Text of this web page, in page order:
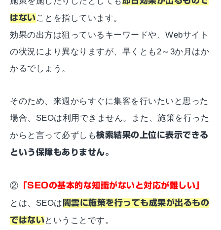
はない ことを指しています。
効果の出方は狙っているキーワードや、Webサイト
の状況により異なりますが、早くとも2～3か月はか
かるでしょう。
そのため、来週からすぐに集客を行いたいと思った
場合、SEOは利用できません。また、施策を行った
からと言って必ずしも検索結果の上位に表示できる
という保障もありません。
② 「SEOの基本的な知識がないと対応が難しい」
とは、SEOは 闇雲に施策を行っても成果が出るもの
ではない ということです。